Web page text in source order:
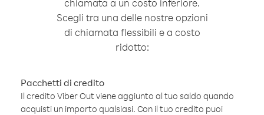
chiamata a un costo inferiore.
Scegli tra una delle nostre opzioni
di chiamata flessibili e a costo
ridotto:
Pacchetti di credito
Il credito Viber Out viene aggiunto al tuo saldo quando
acquisti un importo qualsiasi. Con il tuo credito puoi